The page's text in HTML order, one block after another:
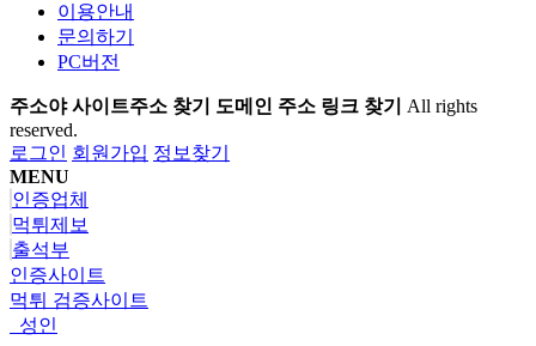
이용안내
문의하기
PC버전
주소야 사이트주소 찾기 도메인 주소 링크 찾기 All rights
reserved.
로그인 회원가입 정보찾기
MENU
인증업체
먹튀제보
출석부
인증사이트
먹튀 검증사이트
성인